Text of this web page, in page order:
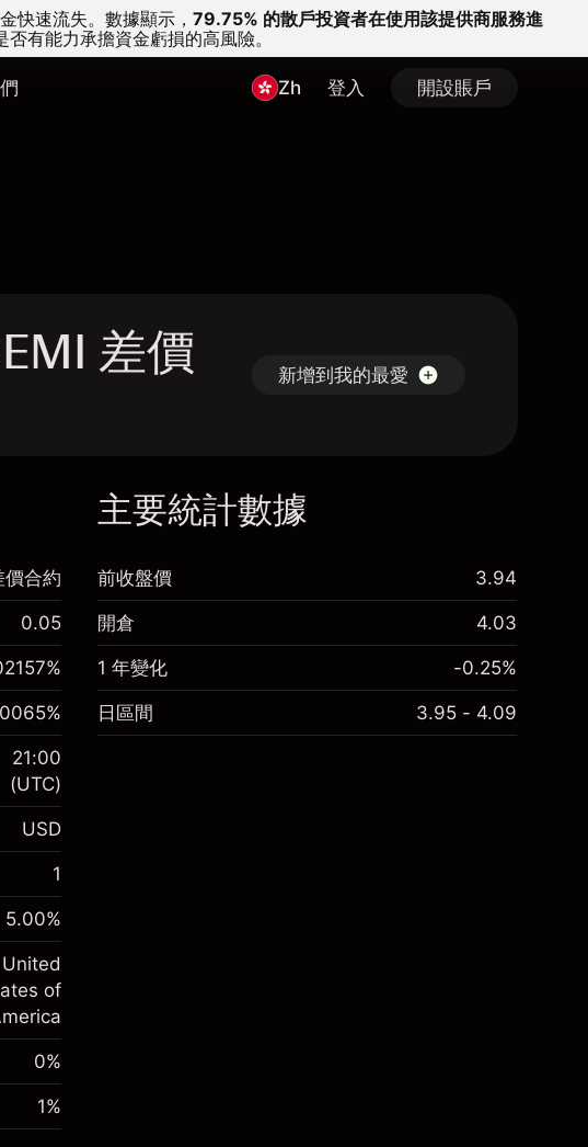
快速流失。 數據顯示， 79.75% 的散戶投資者在使用該提供商服務進
有能力承擔資金虧損的高風險。
Zh 登入 開設賬戶
差價 新增到我的最愛
價合約
0.05
$1,000.00
-0.021568
(-$4.31)
%
$1,000.00
-0.000654
(-$0.13)
%
21:00
(UTC)
USD
1
5.00%
United
of
0%
1%
主要統計數據
前收盤價 3.94
開倉 4.03
1 年變化 -0.25%
日區間 3.95 - 4.09